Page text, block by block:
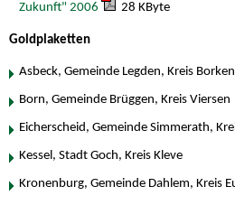
Zukunft" 2006
28 KByte
Goldplaketten
Asbeck, Gemeinde Legden, Kreis Borken
Born, Gemeinde Brüggen, Kreis Viersen
Eicherscheid, Gemeinde Simmerath,
Kessel, Stadt Goch, Kreis Kleve
Kronenburg, Gemeinde Dahlem, Kreis